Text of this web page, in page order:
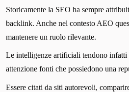
Storicamente la SEO ha sempre
backlink. Anche nel contesto AEO
mantenere un ruolo rilevante.
Le intelligenze artificiali tendono infatti
attenzione fonti che possiedono una
Essere citati da siti autorevoli,